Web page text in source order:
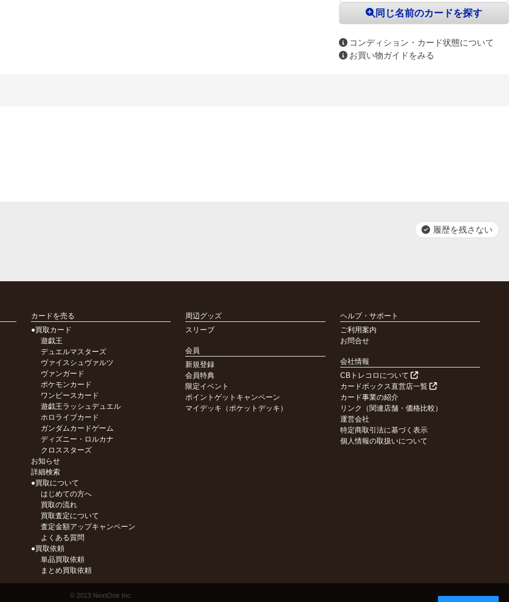
同じ名前のカードを探す
コンディション・カード状態について
お買い物ガイドをみる
履歴を残さない
カードを売る
●買取カード
遊戯王
デュエルマスターズ
ヴァイスシュヴァルツ
ヴァンガード
ポケモンカード
ワンピースカード
遊戯王ラッシュデュエル
ホロライブカード
ガンダムカードゲーム
ディズニー・ロルカナ
クロススターズ
お知らせ
詳細検索
●買取について
はじめての方へ
買取の流れ
買取査定について
査定金額アップキャンペーン
よくある質問
●買取依頼
単品買取依頼
まとめ買取依頼
周辺グッズ
スリーブ
会員
新規登録
会員特典
限定イベント
ポイントゲットキャンペーン
マイデッキ（ポケットデッキ）
ヘルプ・サポート
ご利用案内
お問合せ
会社情報
CBトレコロについて
カードボックス直営店一覧
カード事業の紹介
リンク（関連店舗・価格比較）
運営会社
特定商取引法に基づく表示
個人情報の取扱いについて
© 2013 NextOne Inc.